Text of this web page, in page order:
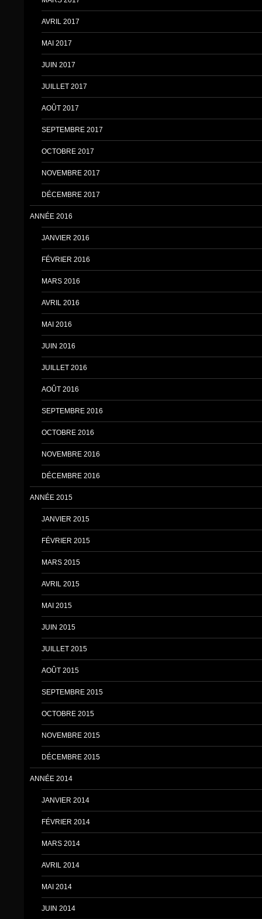
AVRIL 2017
MAI 2017
JUIN 2017
JUILLET 2017
AOÛT 2017
SEPTEMBRE 2017
OCTOBRE 2017
NOVEMBRE 2017
DÉCEMBRE 2017
ANNÉE 2016
JANVIER 2016
FÉVRIER 2016
MARS 2016
AVRIL 2016
MAI 2016
JUIN 2016
JUILLET 2016
AOÛT 2016
SEPTEMBRE 2016
OCTOBRE 2016
NOVEMBRE 2016
DÉCEMBRE 2016
ANNÉE 2015
JANVIER 2015
FÉVRIER 2015
MARS 2015
AVRIL 2015
MAI 2015
JUIN 2015
JUILLET 2015
AOÛT 2015
SEPTEMBRE 2015
OCTOBRE 2015
NOVEMBRE 2015
DÉCEMBRE 2015
ANNÉE 2014
JANVIER 2014
FÉVRIER 2014
MARS 2014
AVRIL 2014
MAI 2014
JUIN 2014